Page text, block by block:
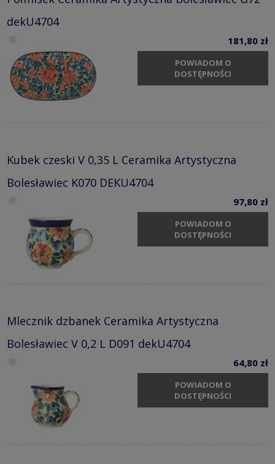
dekU4704
181,80 zł
POWIADOM O
DOSTĘPNOŚCI
Kubek czeski V 0,35 L Ceramika Artystyczna
Bolesławiec K070 DEKU4704
97,80 zł
POWIADOM O
DOSTĘPNOŚCI
Mlecznik dzbanek Ceramika Artystyczna
Bolesławiec V 0,2 L D091 dekU4704
64,80 zł
POWIADOM O
DOSTĘPNOŚCI